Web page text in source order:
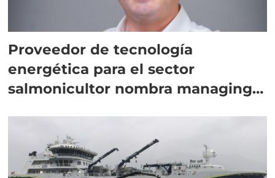
Proveedor de tecnología
energética para el sector
salmonicultor nombra managing